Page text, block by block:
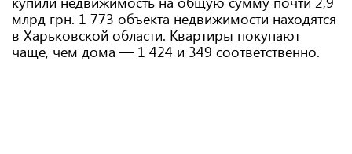
млрд грн. 1 773 объекта недвижимости находятся
в Харьковской области. Квартиры покупают
чаще, чем дома — 1 424 и 349 соответственно.